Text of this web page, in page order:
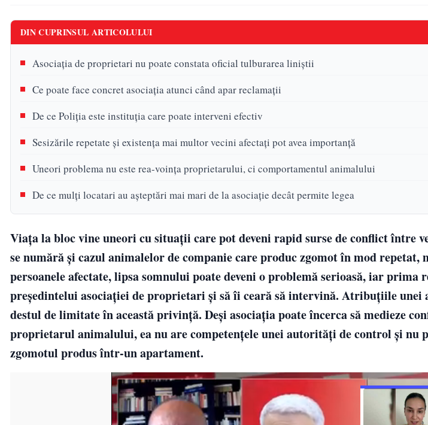
DIN CUPRINSUL ARTICOLULUI
Asociația de proprietari nu poate constata oficial tulburarea liniștii
Ce poate face concret asociația atunci când apar reclamații
De ce Poliția este instituția care poate interveni efectiv
Sesizările repetate și existența mai multor vecini afectați pot avea importanță
Uneori problema nu este rea-voința proprietarului, ci comportamentul animalului
De ce mulți locatari au așteptări mai mari de la asociație decât permite legea
Viața la bloc vine uneori cu situații care pot deveni rapid surse de conflict între
se numără și cazul animalelor de companie care produc zgomot în mod
persoanele afectate, lipsa somnului poate deveni o problemă serioasă, iar prima
președintelui asociației de proprietari și să îi ceară să intervină. Atribuțiile
destul de limitate în această privință. Deși asociația poate încerca să medieze
proprietarul animalului, ea nu are competențele unei autorități de control și nu
zgomotul produs într-un apartament.